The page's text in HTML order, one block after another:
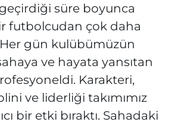
süre boyunca
futbolcudan çok daha
Her gün kulübümüzün
ve hayata yansıtan
Karakteri,
ve liderliği takımımız
bir etki bıraktı. Sahadaki